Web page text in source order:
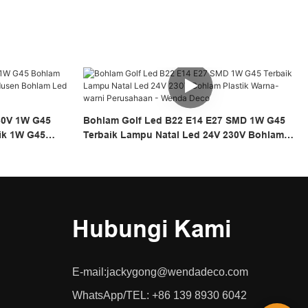
1W G45
1W G45
Bohlam Golf Led B22 E14 E27 SMD 1W G45
Terbaik Lampu Natal Led 24V 230V Bohlam
Hubungi Kami
E-mail:jackygong@wendadeco.com​​​​​​​
WhatsApp/TEL: +86 139 8930 6042